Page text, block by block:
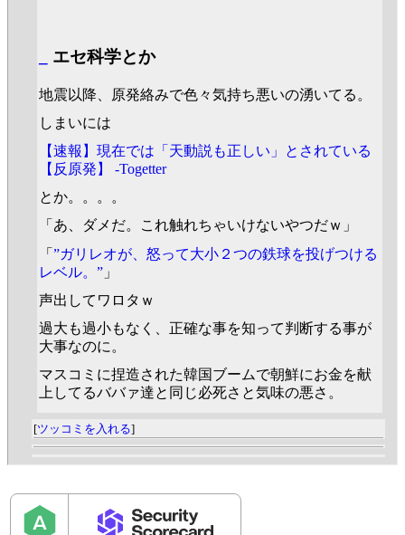
エセ科学とか
地震以降、原発絡みで色々気持ち悪いの湧いてる。
しまいには
【速報】現在では「天動説も正しい」とされている
【反原発】 -Togetter
とか。。。。
「あ、ダメだ。これ触れちゃいけないやつだｗ」
「 ”ガリレオが、怒って大小２つの鉄球を投げつける
レベル。” 」
声出してワロタｗ
過大も過小もなく、正確な事を知って判断する事が
大事なのに。
マスコミに捏造された韓国ブームで朝鮮にお金を献
上してるババァ達と同じ必死さと気味の悪さ。
[ツッコミを入れる]